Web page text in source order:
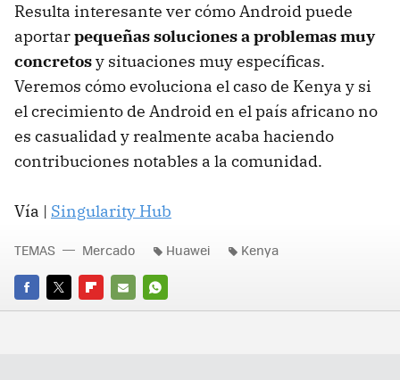
Resulta interesante ver cómo Android puede
aportarpequeñas soluciones a problemas muy
concretosy situaciones muy específicas.
Veremos cómo evoluciona el caso de Kenya y si
el crecimiento de Android en el país africano no
es casualidad y realmente acaba haciendo
contribuciones notables a la comunidad.
Vía | Singularity Hub
FACEBOOK
TWITTERFLIPBOARD
E-
WHATSAPP
TEMAS Mercado Huawei Kenya